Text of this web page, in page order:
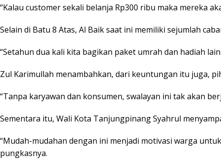
“Kalau customer sekali belanja Rp300 ribu maka mereka
Selain di Batu 8 Atas, Al Baik saat ini memiliki sejumlah
“Setahun dua kali kita bagikan paket umrah dan hadiah
Zul Karimullah menambahkan, dari keuntungan itu juga,
“Tanpa karyawan dan konsumen, swalayan ini tak akan
Sementara itu, Wali Kota Tanjungpinang Syahrul
“Mudah-mudahan dengan ini menjadi motivasi warga
pungkasnya.